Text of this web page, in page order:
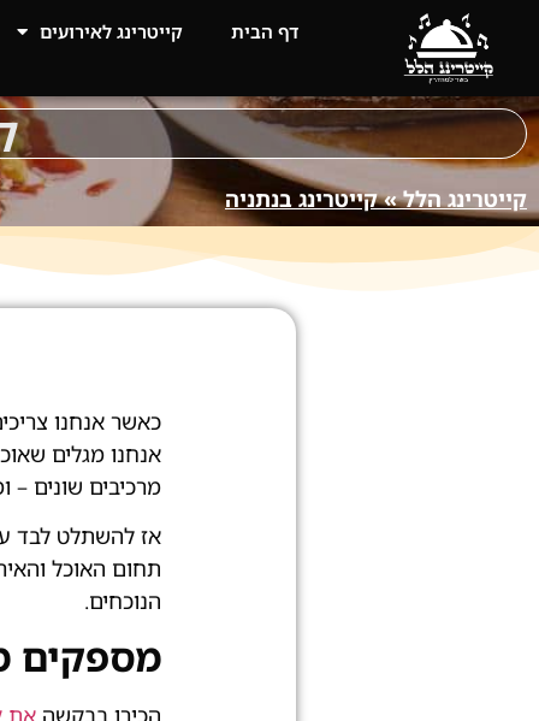
דף הבית קייטרינג לאירועים
קייטרינג הלל»קייטרינג בנתניה
כאשר אנחנו
אנחנו מגלים
מרכיבים שונים –
אז להשתלט לבד
תחום האוכל
הנוכחים.
מספקים